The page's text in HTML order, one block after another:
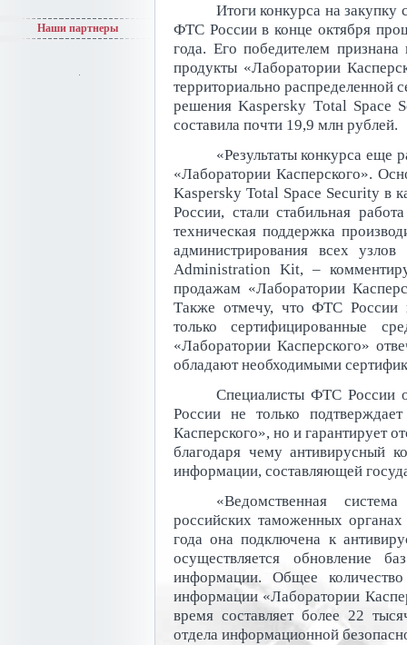
Наши партнеры
Итоги конкурса на закупку
ФТС России в конце октября
года. Его победителем
продукты «Лаборатории
территориально распределенной
решения Kaspersky Тotal Space
составила почти 19,9 млн рублей.
«Результаты конкурса еще
«Лаборатории Касперского».
Kaspersky Total Space Security в
России, стали стабильная
техническая поддержка
администрирования всех
Administration Kit, –
продажам «Лаборатории
Также отмечу, что ФТС России
только сертифицированные
«Лаборатории Касперского»
обладают необходимыми
Специалисты ФТС России
России не только
Касперского», но и гарантирует
благодаря чему антивирусный
информации, составляющей
«Ведомственная
российских таможенных
года она подключена к
осуществляется обновление
информации. Общее
информации «Лаборатории
время составляет более 22
отдела информационной